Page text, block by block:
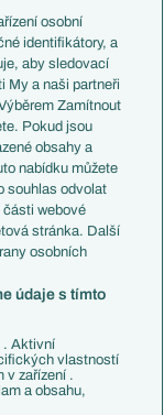
osobní
identifikátory, a
aby sledovací
My a naši partneři
Zamítnout
Pokud jsou
obsahy a
nabídku můžete
souhlas odvolat
části webové
stránka. Další
osobních
údaje s tímto
. Aktivní
vlastností
v zařízení .
a obsahu,